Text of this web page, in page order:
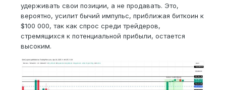
удерживать свои позиции, а не продавать. Это,
вероятно, усилит бычий импульс, приближая биткоин к
$100 000, так как спрос среди трейдеров,
стремящихся к потенциальной прибыли, остается
высоким.